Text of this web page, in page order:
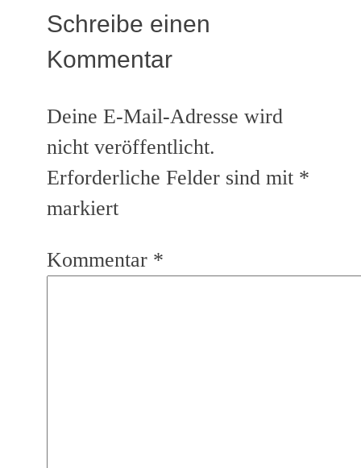
Schreibe einen
Kommentar
Deine E-Mail-Adresse wird
nicht veröffentlicht.
Erforderliche Felder sind mit *
markiert
Kommentar *